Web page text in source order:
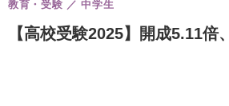
【高校受験2025】開成5.11
教育・受験 中学生